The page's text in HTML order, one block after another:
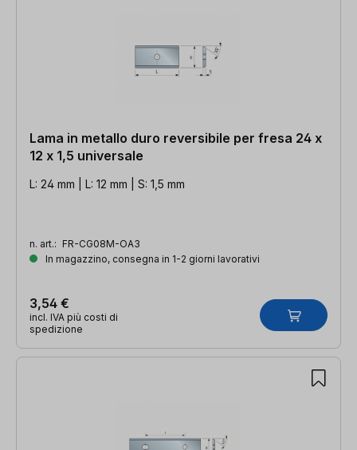
Lama in metallo duro reversibile per fresa 24 x
12 x 1,5 universale
L: 24 mm | L: 12 mm | S: 1,5 mm
n. art.: FR-CG08M-OA3
In magazzino, consegna in 1-2 giorni lavorativi
3,54 €
incl. IVA più costi di
spedizione